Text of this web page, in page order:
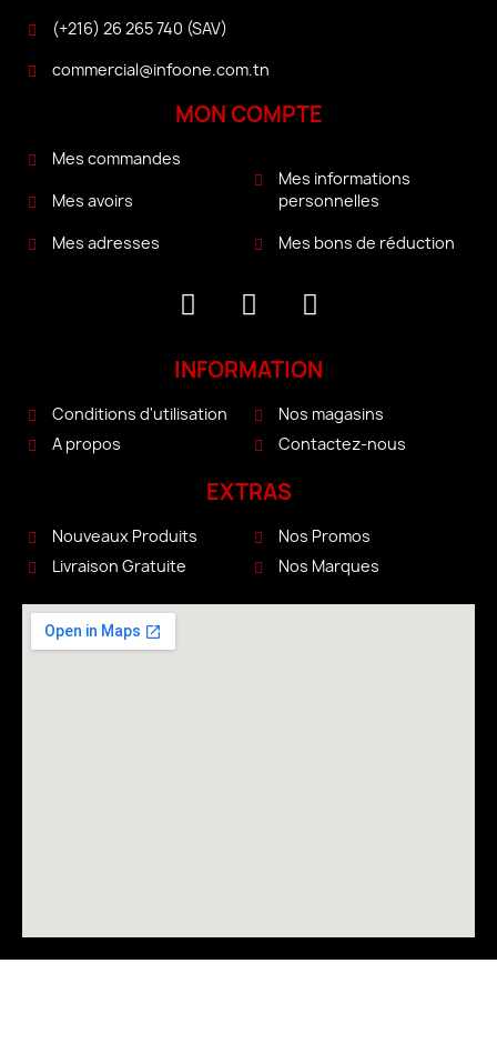
(+216) 26 265 740 (SAV)
commercial@infoone.com.tn
MON COMPTE
Mes commandes
Mes avoirs
Mes adresses
Mes informations
personnelles
Mes bons de réduction
INFORMATION
Conditions d'utilisation
A propos
Nos magasins
Contactez-nous
EXTRAS
Nouveaux Produits
Livraison Gratuite
Nos Promos
Nos Marques